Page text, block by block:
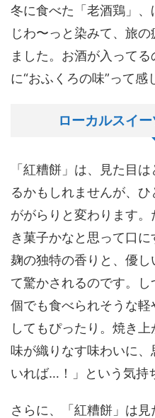
冬に食べた「老酒鶏」
じわ〜っと染みて、旅
ました。お酒が入って
に“おふくろの味”って感
ローカルスイ
「紅糟餅」は、見た目
るかもしれませんが、
ががらりと変わります
き菓子かなと思って口
麹の独特の香りと、優
て驚かされるのです。
個でも食べられそうな
してもぴったり。焼き
味が織りなす味わいに
いれば…！」という気持
さらに、「紅糟餅」は